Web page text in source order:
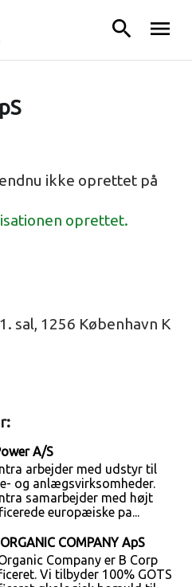
search menu
ikke oprettet på
oprettet.
sal, 1256 København K
A/S
arbejder med udstyr til
og anlægsvirksomheder.
samarbejder med højt
europæiske pa...
COMPANY ApS
Company er B Corp
Vi tilbyder 100% GOTS